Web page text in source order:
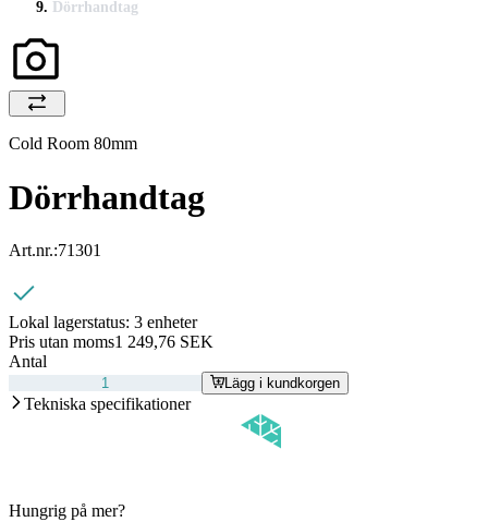
Dörrhandtag
Cold Room 80mm
Dörrhandtag
Art.nr.:71301
Lokal lagerstatus: 3 enheter
Pris utan moms1 249,76 SEK
Antal
Lägg i kundkorgen
Tekniska specifikationer
Hungrig på mer?